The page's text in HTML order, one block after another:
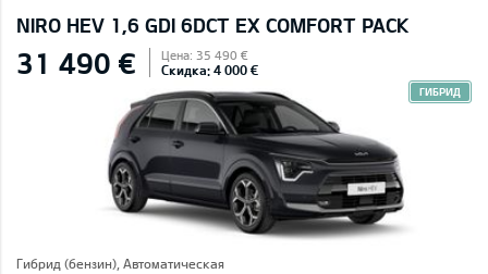
NIRO HEV 1,6 GDI 6DCT EX COMFORT PACK
31 490 € Цена: 35 490 €
Скидка: 4 000 €
ГИБРИД
Гибрид (бензин), Автоматическая